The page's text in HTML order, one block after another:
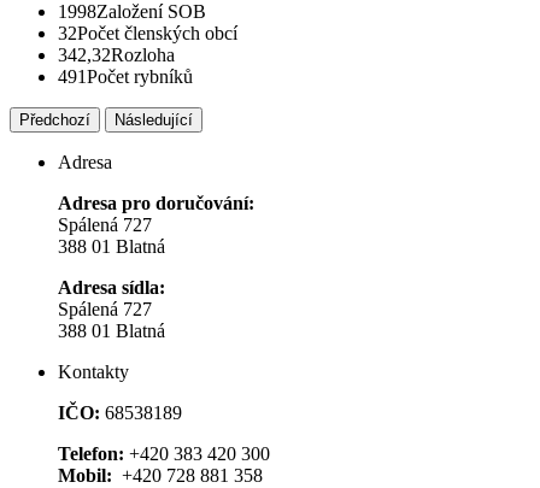
1998Založení SOB
32Počet členských obcí
342,32Rozloha
491Počet rybníků
Předchozí Následující
Adresa
Adresa pro doručování:
Spálená 727
388 01 Blatná
Adresa sídla:
Spálená 727
388 01 Blatná
Kontakty
IČO: 68538189
Telefon: +420 383 420 300
Mobil: +420 728 881 358